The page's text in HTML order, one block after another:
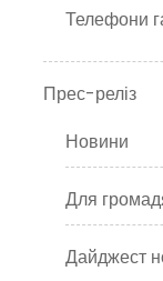
Телефони
Прес-реліз
Новини
Для
Дайджест